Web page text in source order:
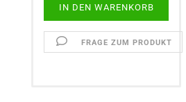
FRAGE ZUM PRODUKT